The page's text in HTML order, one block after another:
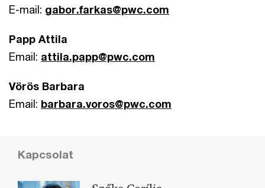
E-mail: gabor.farkas@pwc.com
Papp Attila
Email: attila.papp@pwc.com
Vörös Barbara
Email: barbara.voros@pwc.com
Kapcsolat